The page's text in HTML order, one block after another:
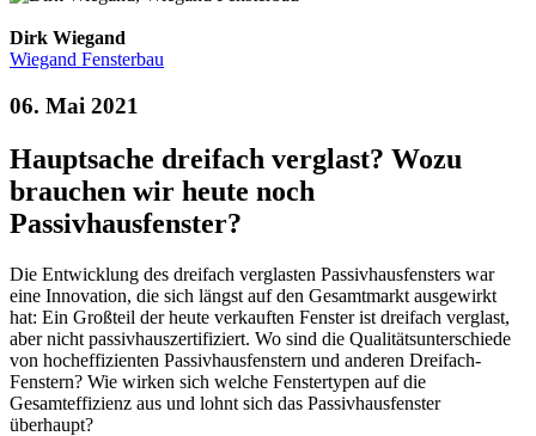
Dirk Wiegand
Wiegand Fensterbau
06. Mai 2021
Hauptsache dreifach verglast? Wozu
brauchen wir heute noch
Passivhausfenster?
Die Entwicklung des dreifach verglasten Passivhausfensters war
eine Innovation, die sich längst auf den Gesamtmarkt ausgewirkt
hat: Ein Großteil der heute verkauften Fenster ist dreifach verglast,
aber nicht passivhauszertifiziert. Wo sind die Qualitätsunterschiede
von hocheffizienten Passivhausfenstern und anderen Dreifach-
Fenstern? Wie wirken sich welche Fenstertypen auf die
Gesamteffizienz aus und lohnt sich das Passivhausfenster
überhaupt?